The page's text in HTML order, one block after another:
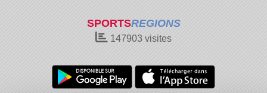
SPORTSREGIONS
147903 visites